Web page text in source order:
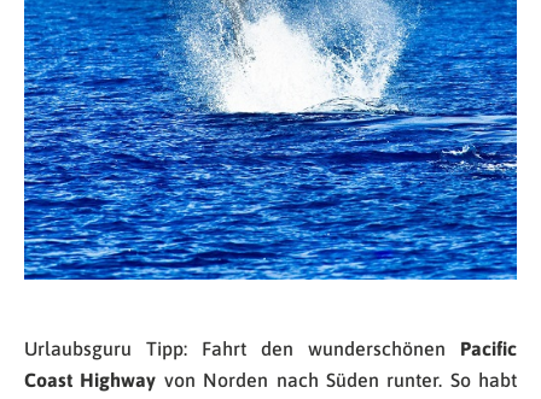
Urlaubsguru Tipp: Fahrt den wunderschönen Pacific
Coast Highway von Norden nach Süden runter. So habt